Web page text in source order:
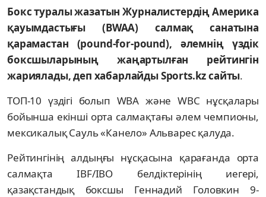
Бокс туралы жазатын Журналистердің Америка
қауымдастығы (BWAA) салмақ санатына
қарамастан (pound-for-pound), әлемнің үздік
боксшыларының жаңартылған рейтингін
жариялады, деп хабарлайды Sports.kz сайты.
ТОП-10 үздігі болып WBA және WBC нұсқалары
бойынша екінші орта салмақтағы әлем чемпионы,
мексикалық Сауль «Канело» Альварес қалуда.
Рейтингінің алдыңғы нұсқасына қарағанда орта
салмақта IBF/IBO белдіктерінің иегері,
қазақстандық боксшы Геннадий Головкин 9-